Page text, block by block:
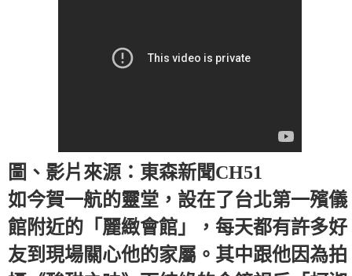
圖、影片來源：東森新聞CH51
如今賀一航的靈堂，設在了台北第一殯儀
館附近的「麗緻會館」，每天都有許多好
友到現場關心他的家屬。其中跟他因為拍